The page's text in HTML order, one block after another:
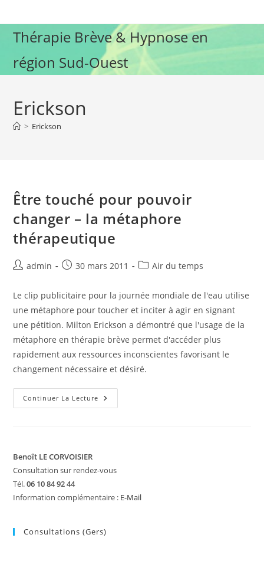
to
contentThérapie Brève & Hypnose en
région Sud-Ouest
Erickson
> Erickson
Être touché pour pouvoir
changer – la métaphore
thérapeutique
Auteur/autrice
la
publication :
admin
Publication
30 mars 2011
PostAir du temps
Le clip publicitaire pour la journée mondiale de l'eau utilise
une métaphore pour toucher et inciter à agir en signant
une pétition. Milton Erickson a démontré que l'usage de la
métaphore en thérapie brève permet d'accéder plus
rapidement aux ressources inconscientes favorisant le
changement nécessaire et désiré.
Continuer La Lecture Être
Touché
Benoît LE CORVOISIER
Consultation sur rendez-vous
Tél.06 10 84 92 44
Information complémentaire : E-Mail
Consultations (Gers)